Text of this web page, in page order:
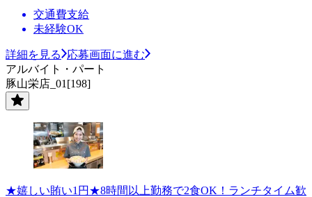
交通費支給
未経験OK
詳細を見る
応募画面に進む
アルバイト・パート
豚山栄店_01[198]
★嬉しい賄い1円★8時間以上勤務で2食OK！ランチタイム歓